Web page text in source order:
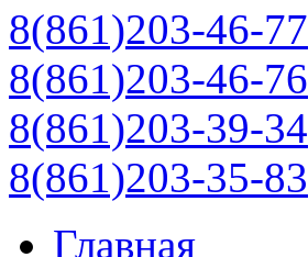
8(861)203-46-77
8(861)203-46-76
8(861)203-39-34
8(861)203-35-83
Главная